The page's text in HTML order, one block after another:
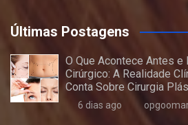
Últimas Postagens
O Que Acontece Antes e
Cirúrgico: A Realidade
Conta Sobre Cirurgia
6 dias ago